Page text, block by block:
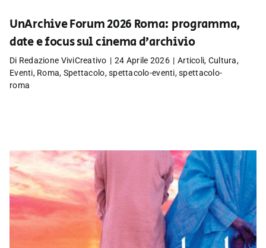
UnArchive Forum 2026 Roma: programma,
date e focus sul cinema d’archivio
Di Redazione ViviCreativo | 24 Aprile 2026 | Articoli, Cultura,
Eventi, Roma, Spettacolo,spettacolo-eventi,spettacolo-
roma